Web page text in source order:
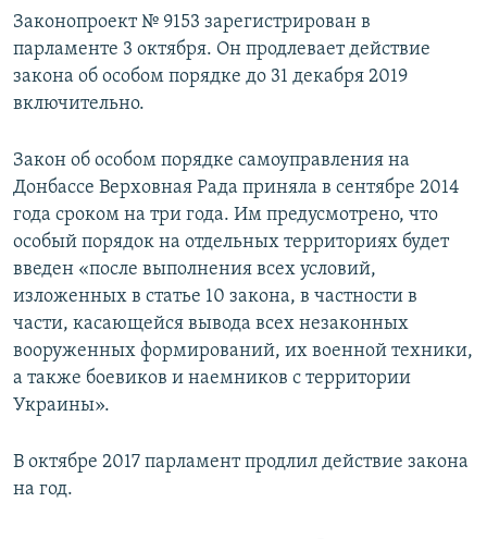
ELIFBE
УКРАИНСКАЯ ПРОБЛЕМА КРЫМА
Все сайты RFE/RL
Законопроект № 9153 зарегистрирован в
парламенте 3 октября. Он продлевает действие
закона об особом порядке до 31 декабря 2019
включительно.
Закон об особом порядке самоуправления на
Донбассе Верховная Рада приняла в сентябре 2014
года сроком на три года. Им предусмотрено, что
особый порядок на отдельных территориях будет
введен «после выполнения всех условий,
изложенных в статье 10 закона, в частности в
части, касающейся вывода всех незаконных
вооруженных формирований, их военной техники,
а также боевиков и наемников с территории
Украины».
В октябре 2017 парламент продлил действие закона
на год.